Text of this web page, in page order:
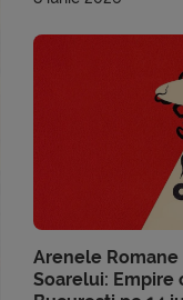
Arenele
Soarelui: Empire